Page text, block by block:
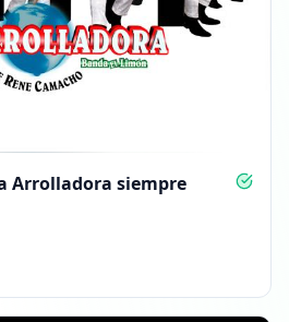
Arrolladora siempre